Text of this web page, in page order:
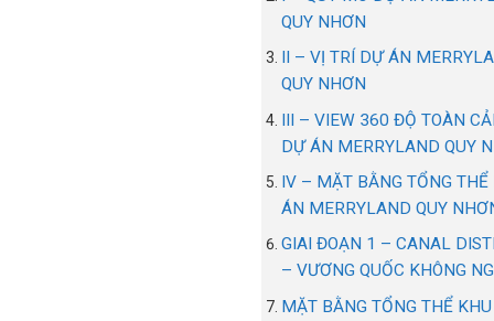
QUY NHƠN
II – VỊ TRÍ DỰ ÁN
QUY NHƠN
III – VIEW 360 ĐỘ TOÀN
DỰ ÁN MERRYLAND QUY
IV – MẶT BẰNG TỔNG THỂ
ÁN MERRYLAND QUY
GIAI ĐOẠN 1 – CANAL
– VƯƠNG QUỐC KHÔNG
MẶT BẰNG TỔNG THỂ KHU